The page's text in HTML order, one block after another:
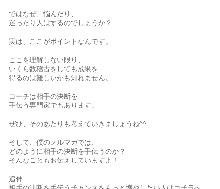
ではなぜ、悩んだり、
迷ったり人はするのでしょうか？
実は、ここがポイントなんです。
ここを理解しない限り、
いくら数稽古をしても成果を
得るのは難しいかも知れません。
コーチは相手の決断を
手伝う専門家でもあります。
ぜひ、そのあたりも考えていきましょうね^^
そして、僕のメルマガでは、
どのように相手の決断を手伝うのか？
そんなこともお伝えしていますよ！
追伸